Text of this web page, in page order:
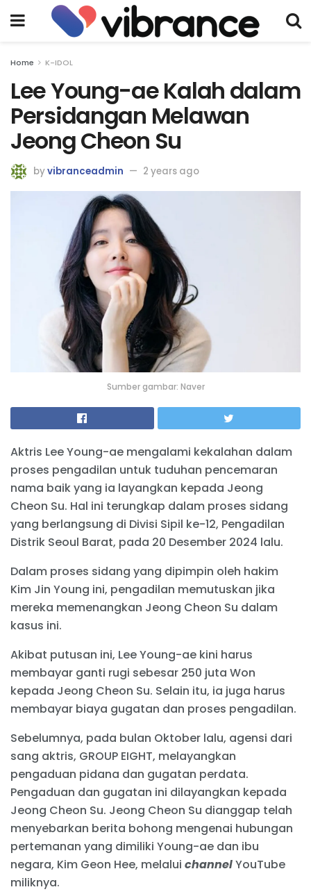
Home K-IDOL
Lee Young-ae Kalah dalam
Persidangan Melawan
Jeong Cheon Su
byvibranceadmin 2 years ago
Sumber gambar: Naver
Aktris Lee Young-ae mengalami kekalahan dalam
proses pengadilan untuk tuduhan pencemaran
nama baik yang ia layangkan kepada Jeong
Cheon Su. Hal ini terungkap dalam proses sidang
yang berlangsung di Divisi Sipil ke-12, Pengadilan
Distrik Seoul Barat, pada 20 Desember 2024 lalu.
Dalam proses sidang yang dipimpin oleh hakim
Kim Jin Young ini, pengadilan memutuskan jika
mereka memenangkan Jeong Cheon Su dalam
kasus ini.
Akibat putusan ini, Lee Young-ae kini harus
membayar ganti rugi sebesar 250 juta Won
kepada Jeong Cheon Su. Selain itu, ia juga harus
membayar biaya gugatan dan proses pengadilan.
Sebelumnya, pada bulan Oktober lalu, agensi dari
sang aktris, GROUP EIGHT, melayangkan
pengaduan pidana dan gugatan perdata.
Pengaduan dan gugatan ini dilayangkan kepada
Jeong Cheon Su. Jeong Cheon Su dianggap telah
menyebarkan berita bohong mengenai hubungan
pertemanan yang dimiliki Young-ae dan ibu
negara, Kim Geon Hee, melalui channelYouTube
miliknya.